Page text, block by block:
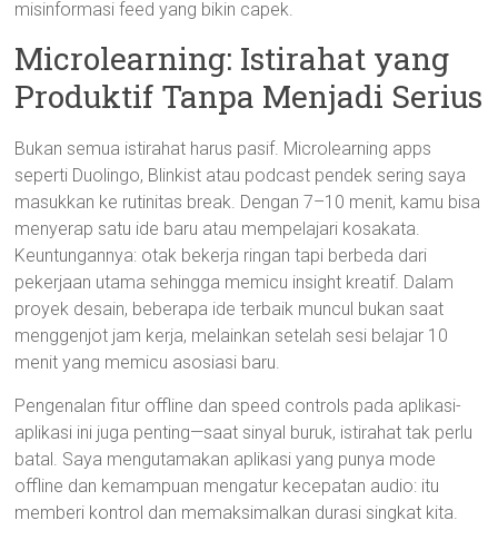
misinformasi feed yang bikin capek.
Microlearning: Istirahat yang
Produktif Tanpa Menjadi Serius
Bukan semua istirahat harus pasif. Microlearning apps
seperti Duolingo, Blinkist atau podcast pendek sering saya
masukkan ke rutinitas break. Dengan 7–10 menit, kamu bisa
menyerap satu ide baru atau mempelajari kosakata.
Keuntungannya: otak bekerja ringan tapi berbeda dari
pekerjaan utama sehingga memicu insight kreatif. Dalam
proyek desain, beberapa ide terbaik muncul bukan saat
menggenjot jam kerja, melainkan setelah sesi belajar 10
menit yang memicu asosiasi baru.
Pengenalan fitur offline dan speed controls pada aplikasi-
aplikasi ini juga penting—saat sinyal buruk, istirahat tak perlu
batal. Saya mengutamakan aplikasi yang punya mode
offline dan kemampuan mengatur kecepatan audio: itu
memberi kontrol dan memaksimalkan durasi singkat kita.